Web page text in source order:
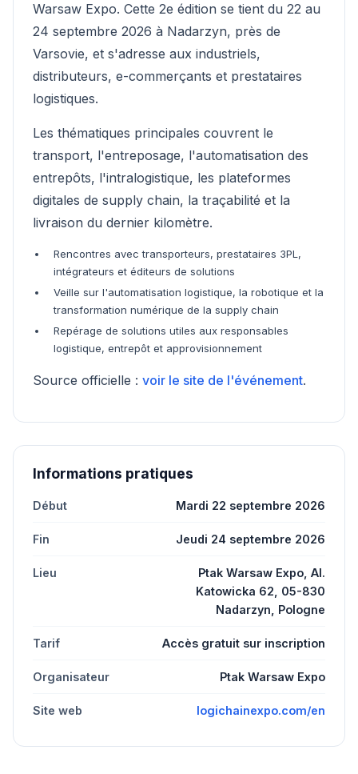
Warsaw Expo. Cette 2e édition se tient du 22 au
24 septembre 2026 à Nadarzyn, près de
Varsovie, et s'adresse aux industriels,
distributeurs, e-commerçants et prestataires
logistiques.
Les thématiques principales couvrent le
transport, l'entreposage, l'automatisation des
entrepôts, l'intralogistique, les plateformes
digitales de supply chain, la traçabilité et la
livraison du dernier kilomètre.
Rencontres avec transporteurs, prestataires 3PL,
intégrateurs et éditeurs de solutions
Veille sur l'automatisation logistique, la robotique et la
transformation numérique de la supply chain
Repérage de solutions utiles aux responsables
logistique, entrepôt et approvisionnement
Source officielle : voir le site de l'événement.
Informations pratiques
Début Mardi 22 septembre 2026
Fin Jeudi 24 septembre 2026
Lieu
Ptak Warsaw Expo, Al.
Katowicka 62, 05-830
Nadarzyn, Pologne
Tarif Accès gratuit sur inscription
Organisateur Ptak Warsaw Expo
Site web logichainexpo.com/en